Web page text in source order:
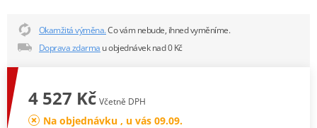
Okamžitá výměna.Co vám nebude, ihned vyměníme.
Doprava zdarma u objednávek nad 0 Kč
4 527 Kč Včetně DPH
Na objednávku , u vás 09.09.